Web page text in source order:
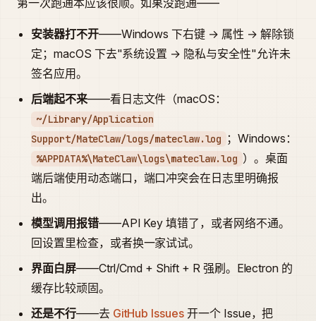
第一次跑通本应该很顺。如果没跑通——
安装器打不开——Windows 下右键 → 属性 → 解除锁
定；macOS 下去"系统设置 → 隐私与安全性"允许未
签名应用。
后端起不来——看日志文件（macOS：
~/Library/Application
Support/MateClaw/logs/mateclaw.log
；Windows：
%APPDATA%\MateClaw\logs\mateclaw.log ）。桌面
端后端使用动态端口，端口冲突会在日志里明确报
出。
模型调用报错——API Key 填错了，或者网络不通。
回设置里检查，或者换一家试试。
界面白屏——Ctrl/Cmd + Shift + R 强刷。Electron 的
缓存比较顽固。
还是不行——去 GitHub Issues 开一个 Issue，把